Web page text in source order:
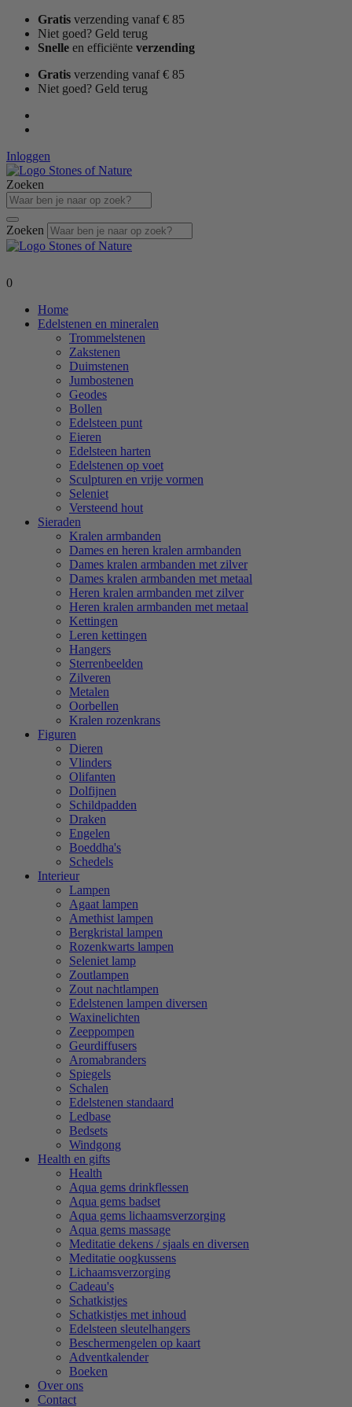
naar
Gratis verzending vanaf € 85
Niet goed? Geld terug
Snelle en efficiënte verzending
Gratis verzending vanaf € 85
Niet goed? Geld terug
Inloggen
Zoeken
Zoeken
0
Home
Edelstenen en mineralen
Trommelstenen
Zakstenen
Duimstenen
Jumbostenen
Geodes
Bollen
Edelsteen punt
Eieren
Edelsteen harten
Edelstenen op voet
Sculpturen en vrije vormen
Seleniet
Versteend hout
Sieraden
Kralen armbanden
Dames en heren kralen armbanden
Dames kralen armbanden met zilver
Dames kralen armbanden met metaal
Heren kralen armbanden met zilver
Heren kralen armbanden met metaal
Kettingen
Leren kettingen
Hangers
Sterrenbeelden
Zilveren
Metalen
Oorbellen
Kralen rozenkrans
Figuren
Dieren
Vlinders
Olifanten
Dolfijnen
Schildpadden
Draken
Engelen
Boeddha's
Schedels
Interieur
Lampen
Agaat lampen
Amethist lampen
Bergkristal lampen
Rozenkwarts lampen
Seleniet lamp
Zoutlampen
Zout nachtlampen
Edelstenen lampen diversen
Waxinelichten
Zeeppompen
Geurdiffusers
Aromabranders
Spiegels
Schalen
Edelstenen standaard
Ledbase
Bedsets
Windgong
Health en gifts
Health
Aqua gems drinkflessen
Aqua gems badset
Aqua gems lichaamsverzorging
Aqua gems massage
Meditatie dekens / sjaals en diversen
Meditatie oogkussens
Lichaamsverzorging
Cadeau's
Schatkistjes
Schatkistjes met inhoud
Edelsteen sleutelhangers
Beschermengelen op kaart
Adventkalender
Boeken
Over ons
Contact